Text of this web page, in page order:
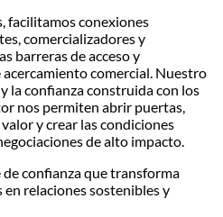
facilitamos conexiones
comercializadores y
barreras de acceso y
comercial. Nuestro
la confianza construida con los
nos permiten abrir puertas,
y crear las condiciones
de alto impacto.
confianza que transforma
relaciones sostenibles y